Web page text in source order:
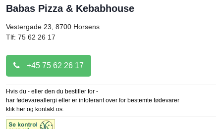
Babas Pizza & Kebabhouse
Vestergade 23, 8700 Horsens
Tlf: 75 62 26 17
+45 75 62 26 17
Hvis du - eller den du bestiller for -
har fødevareallergi eller er intolerant over for bestemte fødevarer
klik her og kontakt os.